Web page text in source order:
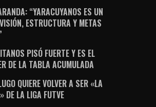
“YARACUYANOS ES UN
ESTRUCTURA Y METAS
PISÓ FUERTE Y ES EL
DE LA TABLA ACUMULADA
QUIERE VOLVER A SER «LA
DE LA LIGA FUTVE